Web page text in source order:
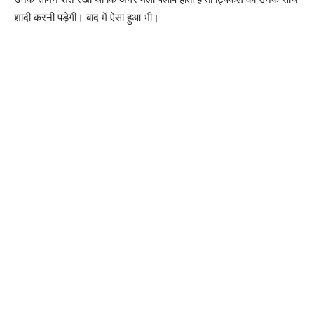
शादी करनी पड़ेगी। बाद में ऐसा हुआ भी।